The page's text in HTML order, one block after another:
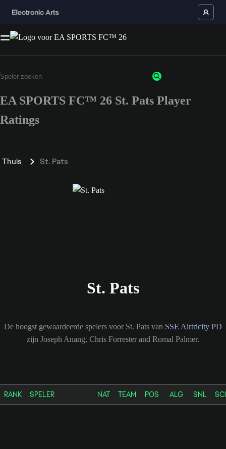
EA SPORTS FC™ 26 St. Pats Player
Ratings
Thuis St. Pats
St. Pats
De hoogst gewaardeerde spelers voor St. Pats van SSE Airtricity PD
zijn Joseph Anang, Chris Forrester and Romal Palmer.
RANK SPELER NAT TEAM POS ALG SNL